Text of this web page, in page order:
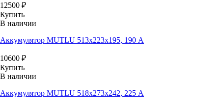
12500 ₽
Купить
В наличии
Аккумулятор MUTLU 513x223x195, 190 А
10600 ₽
Купить
В наличии
Аккумулятор MUTLU 518x273x242, 225 А